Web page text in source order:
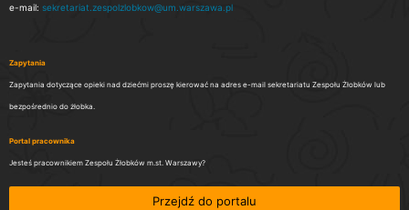
e-mail: sekretariat.zespolzlobkow@um.warszawa.pl
Zapytania
Zapytania dotyczące opieki nad dziećmi proszę kierować na adres e-mail sekretariatu Zespołu Żłobków lub
bezpośrednio do żłobka.
Portal pracownika
Jesteś pracownikiem Zespołu Żłobków m.st. Warszawy?
Przejdź do portalu